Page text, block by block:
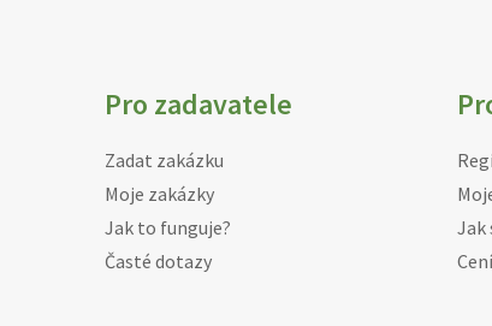
Pro zadavatele
Zadat zakázku
Moje zakázky
Jak to funguje?
Časté dotazy
Jak